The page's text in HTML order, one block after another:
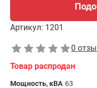
Артикул: 1201
0
Товар распродан
Мощность, кВА 63